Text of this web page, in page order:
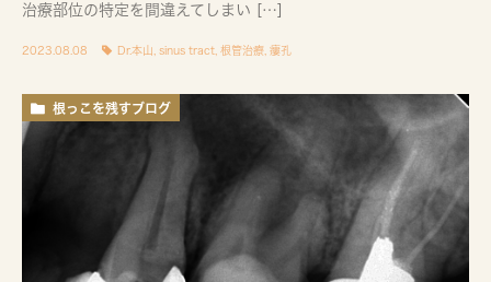
治療部位の特定を間違えてしまい […]
2023.08.08 Dr.本山 sinus tract 根管治療 瘻孔
根っこを残すブログ